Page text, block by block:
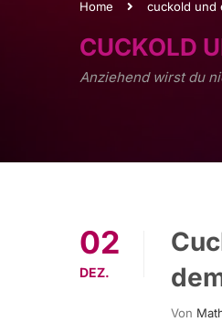
Home cuckold und
CUCKOLD
Anziehend wirst du
02
DEZ.
Von